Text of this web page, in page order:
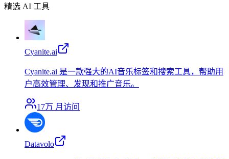
精选 AI 工具
Cyanite.ai
Cyanite.ai 是一款强大的AI音乐标签和搜索工具，帮助用
户高效管理、发现和推广音乐。
17万 月访问
Datavolo